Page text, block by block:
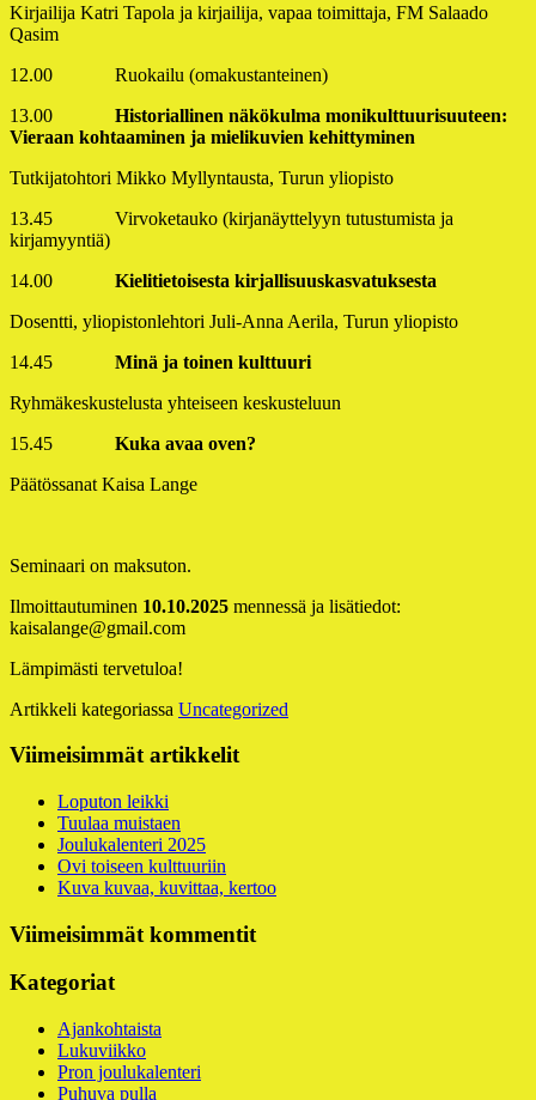
Kirjailija Katri Tapola ja kirjailija, vapaa toimittaja, FM Salaado
Qasim
12.00 Ruokailu (omakustanteinen)
13.00 Historiallinen näkökulma monikulttuurisuuteen:
Vieraan kohtaaminen ja mielikuvien kehittyminen
Tutkijatohtori Mikko Myllyntausta, Turun yliopisto
13.45 Virvoketauko (kirjanäyttelyyn tutustumista ja
kirjamyyntiä)
14.00 Kielitietoisesta kirjallisuuskasvatuksesta
Dosentti, yliopistonlehtori Juli-Anna Aerila, Turun yliopisto
14.45 Minä ja toinen kulttuuri
Ryhmäkeskustelusta yhteiseen keskusteluun
15.45 Kuka avaa oven?
Päätössanat Kaisa Lange
Seminaari on maksuton.
Ilmoittautuminen 10.10.2025 mennessä ja lisätiedot:
kaisalange@gmail.com
Lämpimästi tervetuloa!
Artikkeli kategoriassa Uncategorized
Alapalkin
sivupalkki
Viimeisimmät artikkelit
Loputon leikki
Tuulaa muistaen
Joulukalenteri 2025
Ovi toiseen kulttuuriin
Kuva kuvaa, kuvittaa, kertoo
Viimeisimmät kommentit
Kategoriat
Ajankohtaista
Lukuviikko
Pron joulukalenteri
Puhuva pulla